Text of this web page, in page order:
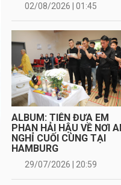
02/08/2026 | 01:45
ALBUM: TIỄN ĐƯA EM
PHAN HẢI HẬU VỀ NƠI
NGHỈ CUỐI CÙNG TẠI
HAMBURG
29/07/2026 | 20:59